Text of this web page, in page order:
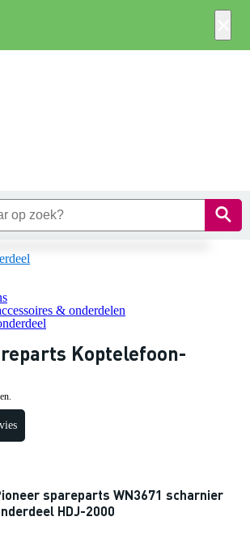
& onderdelen
Koptelefoon-
spareparts WN3671 scharnier
HDJ-2000